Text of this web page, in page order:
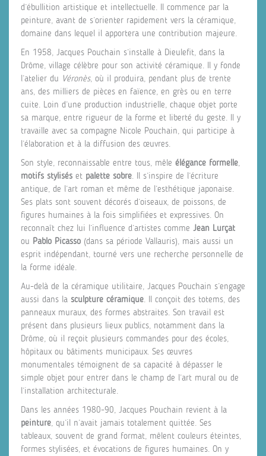
d’ébullition artistique et intellectuelle. Il commence par la
peinture, avant de s’orienter rapidement vers la céramique,
domaine dans lequel il apportera une contribution majeure.
En 1958, Jacques Pouchain s’installe à Dieulefit, dans la
Drôme, village célèbre pour son activité céramique. Il y fonde
l’atelier du Véronès, où il produira, pendant plus de trente
ans, des milliers de pièces en faïence, en grès ou en terre
cuite. Loin d’une production industrielle, chaque objet porte
sa marque, entre rigueur de la forme et liberté du geste. Il y
travaille avec sa compagne Nicole Pouchain, qui participe à
l’élaboration et à la diffusion des œuvres.
Son style, reconnaissable entre tous, mêle élégance formelle,
motifs stylisés et palette sobre. Il s’inspire de l’écriture
antique, de l’art roman et même de l’esthétique japonaise.
Ses plats sont souvent décorés d’oiseaux, de poissons, de
figures humaines à la fois simplifiées et expressives. On
reconnaît chez lui l’influence d’artistes comme Jean Lurçat
ou Pablo Picasso (dans sa période Vallauris), mais aussi un
esprit indépendant, tourné vers une recherche personnelle de
la forme idéale.
Au-delà de la céramique utilitaire, Jacques Pouchain s’engage
aussi dans la sculpture céramique. Il conçoit des totems, des
panneaux muraux, des formes abstraites. Son travail est
présent dans plusieurs lieux publics, notamment dans la
Drôme, où il reçoit plusieurs commandes pour des écoles,
hôpitaux ou bâtiments municipaux. Ses œuvres
monumentales témoignent de sa capacité à dépasser le
simple objet pour entrer dans le champ de l’art mural ou de
l’installation architecturale.
Dans les années 1980-90, Jacques Pouchain revient à la
peinture, qu’il n’avait jamais totalement quittée. Ses
tableaux, souvent de grand format, mêlent couleurs éteintes,
formes stylisées, et évocations de figures humaines. On y